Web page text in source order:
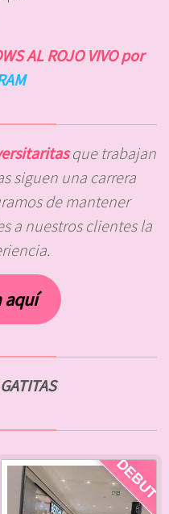
AL ROJO VIVO por
que trabajan
siguen una carrera
de mantener
a nuestros clientes la
aquí
DEBUT